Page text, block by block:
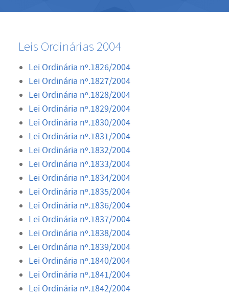
Leis Ordinárias 2004
Lei Ordinária nº.1826/2004
Lei Ordinária nº.1827/2004
Lei Ordinária nº.1828/2004
Lei Ordinária nº.1829/2004
Lei Ordinária nº.1830/2004
Lei Ordinária nº.1831/2004
Lei Ordinária nº.1832/2004
Lei Ordinária nº.1833/2004
Lei Ordinária nº.1834/2004
Lei Ordinária nº.1835/2004
Lei Ordinária nº.1836/2004
Lei Ordinária nº.1837/2004
Lei Ordinária nº.1838/2004
Lei Ordinária nº.1839/2004
Lei Ordinária nº.1840/2004
Lei Ordinária nº.1841/2004
Lei Ordinária nº.1842/2004